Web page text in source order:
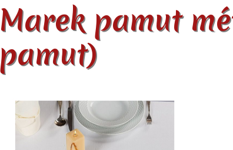
Marek pamut
pamut)